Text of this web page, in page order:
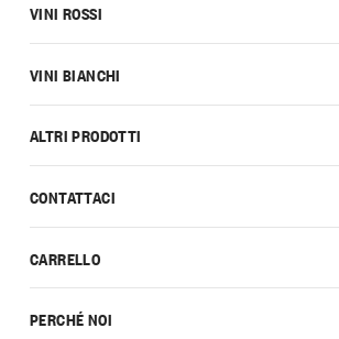
CONTATTACI
CARRELLO
PERCHÉ NOI
VINI ROSSI
VINI BIANCHI
ALTRI PRODOTTI